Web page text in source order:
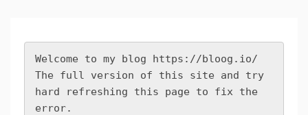
Welcome to my blog https://bloog.io/
The full version of this site and try
hard refreshing this page to fix the
error.